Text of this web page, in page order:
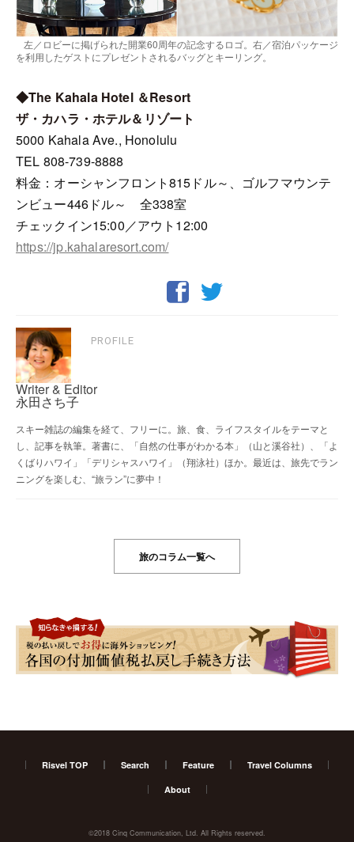
左／ロビーに掲げられた開業60周年の記念するロゴ。右／宿泊パッケージ
を利用したゲストにプレゼントされるバッグとキーリング。
◆The Kahala Hotel ＆Resort
ザ・カハラ・ホテル＆リゾート
5000 Kahala Ave., Honolulu
TEL 808-739-8888
料金：オーシャンフロント815ドル～、ゴルフマウンテ
ンビュー446ドル～ 全338室
チェックイン15:00／アウト12:00
https://jp.kahalaresort.com/
PROFILE
Writer & Editor
永田さち子
スキー雑誌の編集を経て、フリーに。旅、食、ライフスタイルをテーマと
し、記事を執筆。著書に、「自然の仕事がわかる本」（山と溪谷社）、「よ
くばりハワイ」「デリシャスハワイ」（翔泳社）ほか。最近は、旅先でラン
ニングを楽しむ、“旅ラン”に夢中！
旅のコラム一覧へ
Risvel TOP Search Feature Travel Columns
About
©2018 Cinq Communication, Ltd. All Rights reserved.